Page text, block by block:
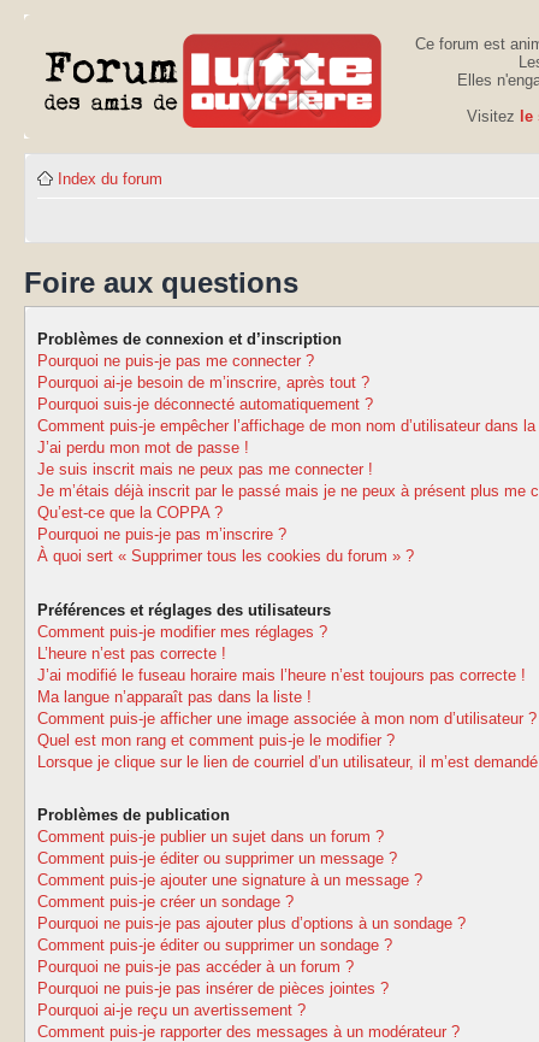
Ce forum est
Elles
Visitez
Index du forum
Foire aux questions
Problèmes de connexion et d’inscription
Pourquoi ne puis-je pas me connecter ?
Pourquoi ai-je besoin de m’inscrire, après tout ?
Pourquoi suis-je déconnecté automatiquement ?
Comment puis-je empêcher l’affichage de mon nom d’utilisateur dans
J’ai perdu mon mot de passe !
Je suis inscrit mais ne peux pas me connecter !
Je m’étais déjà inscrit par le passé mais je ne peux à présent plus me
Qu’est-ce que la COPPA ?
Pourquoi ne puis-je pas m’inscrire ?
À quoi sert « Supprimer tous les cookies du forum » ?
Préférences et réglages des utilisateurs
Comment puis-je modifier mes réglages ?
L’heure n’est pas correcte !
J’ai modifié le fuseau horaire mais l’heure n’est toujours pas correcte !
Ma langue n’apparaît pas dans la liste !
Comment puis-je afficher une image associée à mon nom d’utilisateur ?
Quel est mon rang et comment puis-je le modifier ?
Lorsque je clique sur le lien de courriel d’un utilisateur, il m’est
Problèmes de publication
Comment puis-je publier un sujet dans un forum ?
Comment puis-je éditer ou supprimer un message ?
Comment puis-je ajouter une signature à un message ?
Comment puis-je créer un sondage ?
Pourquoi ne puis-je pas ajouter plus d’options à un sondage ?
Comment puis-je éditer ou supprimer un sondage ?
Pourquoi ne puis-je pas accéder à un forum ?
Pourquoi ne puis-je pas insérer de pièces jointes ?
Pourquoi ai-je reçu un avertissement ?
Comment puis-je rapporter des messages à un modérateur ?